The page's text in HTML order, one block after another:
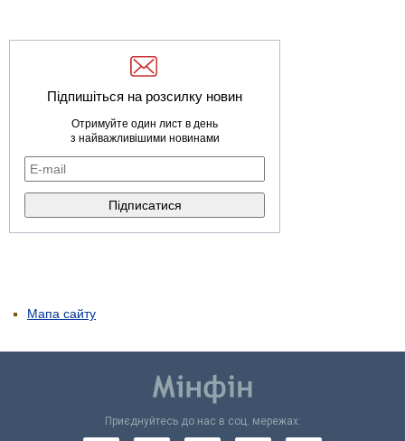
Підпишіться на розсилку новин
Отримуйте один лист в день
з найважливішими новинами
Мапа сайту
Приєднуйтесь до нас в соц. мережах: